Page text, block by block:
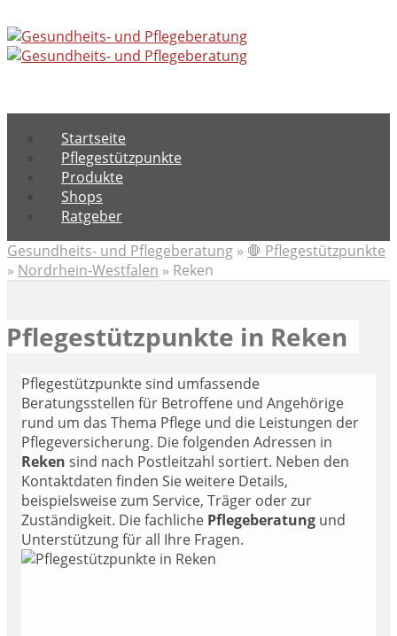
Startseite
Pflegestützpunkte
Produkte
Shops
Ratgeber
Gesundheits- und Pflegeberatung » 🛑 Pflegestützpunkte
» Nordrhein-Westfalen » Reken
Pflegestützpunkte in Reken
Pflegestützpunkte sind umfassende
Beratungsstellen für Betroffene und Angehörige
rund um das Thema Pflege und die Leistungen der
Pflegeversicherung. Die folgenden Adressen in
Reken sind nach Postleitzahl sortiert. Neben den
Kontaktdaten finden Sie weitere Details,
beispielsweise zum Service, Träger oder zur
Zuständigkeit. Die fachliche Pflegeberatung und
Unterstützung für all Ihre Fragen.